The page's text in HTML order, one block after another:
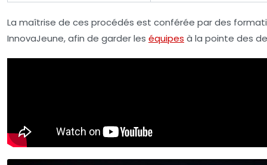
La maîtrise de ces procédés est conférée par des
InnovaJeune, afin de garder les équipes à la pointe des